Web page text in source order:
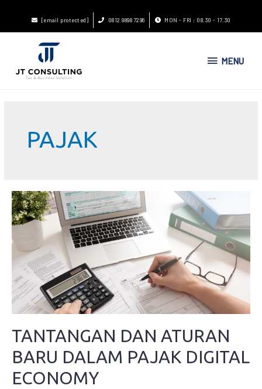
[email protected] 0812 9898 7296 MON - FRI : 08.30 - 17.30
MENU
PAJAK
TANTANGAN DAN ATURAN
BARU DALAM PAJAK DIGITAL
ECONOMY